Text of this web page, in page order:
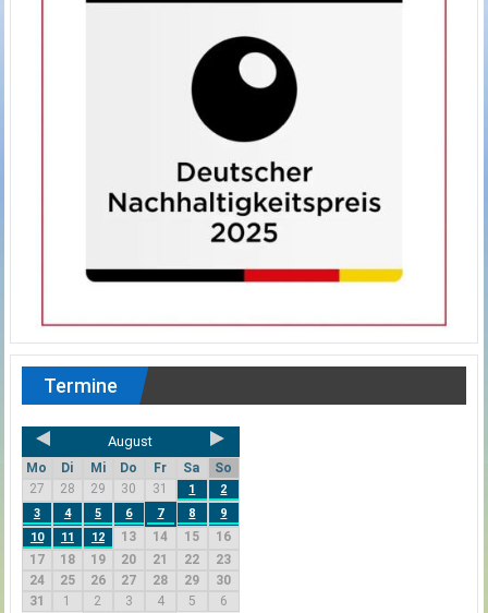
Termine
August
Mo Di Mi Do Fr Sa
So
27
28 29 30 31 1
2
3
4 5 6 7 8
9
10
11 12 13 14 15
16
17
18 19 20 21 22
23
24
25 26 27 28 29
30
31
1 2 3 4 5 6